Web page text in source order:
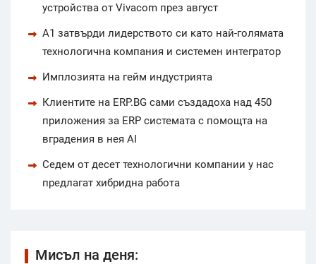
устройства от Vivacom през август
А1 затвърди лидерството си като най-голямата
технологична компания и системен интегратор
Имплозията на гейм индустрията
Клиентите на ERP.BG сами създадоха над 450
приложения за ERP системата с помощта на
вградения в нея AI
Седем от десет технологични компании у нас
предлагат хибридна работа
Мисъл на деня: